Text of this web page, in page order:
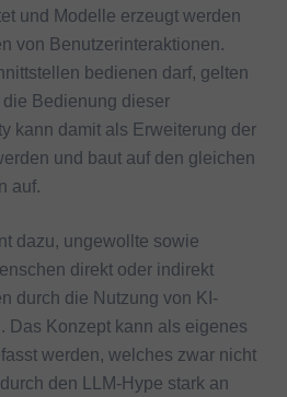
und Modelle erzeugt werden
von Benutzerinteraktionen.
bedienen darf, gelten
Bedienung dieser
kann damit als Erweiterung der
und baut auf den gleichen
auf.
dazu, ungewollte sowie
direkt oder indirekt
durch die Nutzung von KI-
Das Konzept kann als eigenes
werden, welches zwar nicht
den LLM-Hype stark an